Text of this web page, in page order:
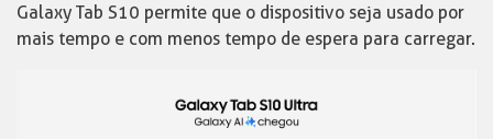
Galaxy Tab S10 permite que o dispositivo seja usado por
mais tempo e com menos tempo de espera para carregar.